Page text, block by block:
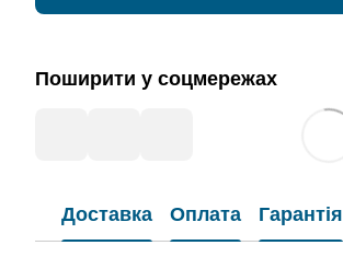
Поширити у соцмережах
Доставка Оплата Гарантія